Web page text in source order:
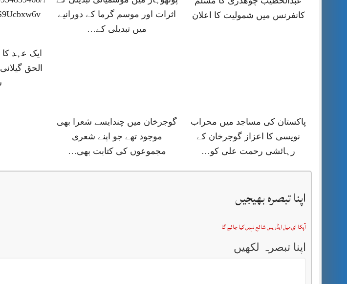
کانفرنس میں شمولیت کا اعلان
اثرات اور موسم گرما کے دورانیے
میں تبدیلی کے…
ایک عہد کا
الحق
پاکستان کی مساجد میں محراب
نویسی کا اعزاز گوجرخان کے
رہائشی رحمت علی کو…
گوجرخان میں چندایسے شعرا بھی
موجود تھے جو اپنے شعری
مجموعوں کی کتابت بھی…
اپنا تبصرہ بھیجیں
آپکا ای میل ایڈریس شائع نہیں کیا جائے گا
اپنا تبصرہ لکھیں